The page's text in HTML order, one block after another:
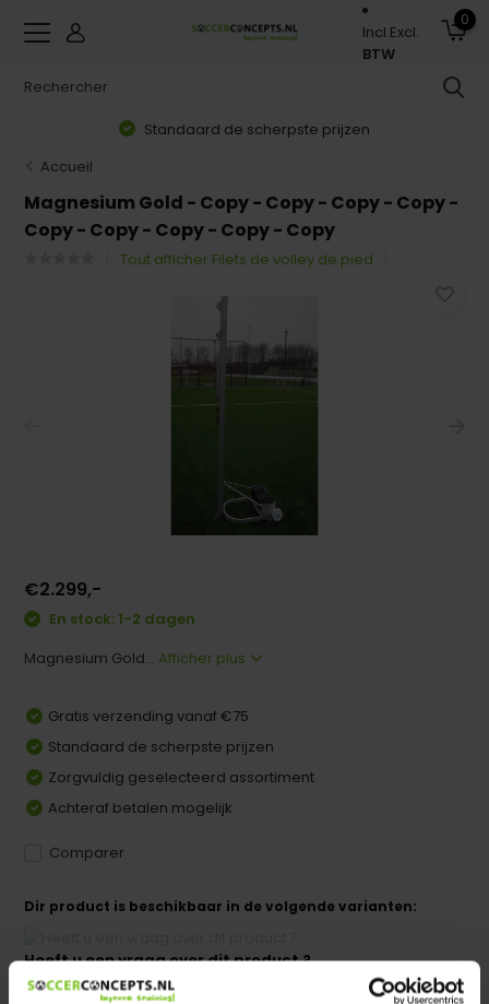
Incl.Excl.
BTW
0
Standaard de scherpste prijzen
Accueil
Magnesium Gold - Copy - Copy - Copy - Copy -
Copy - Copy - Copy - Copy - Copy
Tout afficher Filets de volley de pied
€2.299,-
En stock: 1-2 dagen
Magnesium Gold... Afficher plus
Gratis verzending vanaf €75
Standaard de scherpste prijzen
Zorgvuldig geselecteerd assortiment
Achteraf betalen mogelijk
Comparer
Dir product is beschikbaar in de volgende varianten:
Heeft u een vraag over dit product ?
We helpen u graag met meer informatie